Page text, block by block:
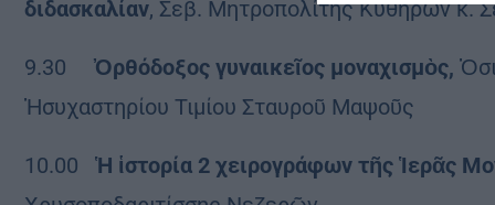
διδασκαλίαν, Σεβ. Μητροπολίτης Κυθήρων κ.
9.30 Ὀρθόδοξος γυναικεῖος μοναχισμὸς,
Ἡσυχαστηρίου Τιμίου Σταυροῦ Μαψοῦς
10.00 Ἡ ἱστορία 2 χειρογράφων τῆς Ἱερᾶς